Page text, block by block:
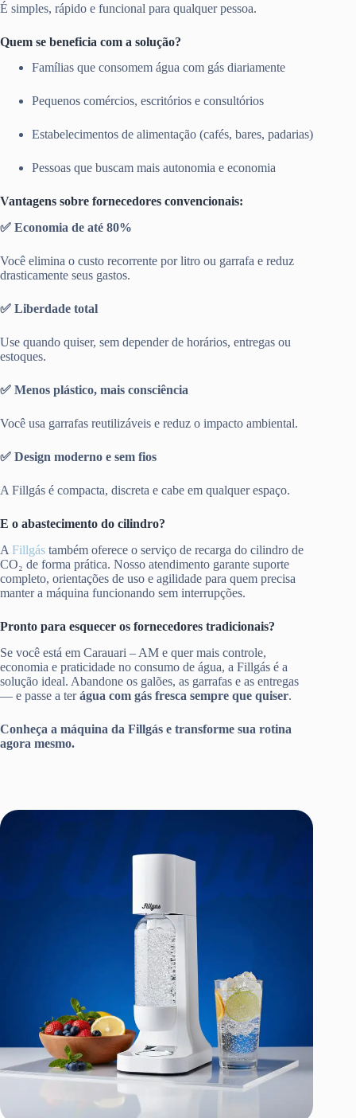
É simples, rápido e funcional para qualquer pessoa.
Quem se beneficia com a solução?
Famílias que consomem água com gás diariamente
Pequenos comércios, escritórios e consultórios
Estabelecimentos de alimentação (cafés, bares, padarias)
Pessoas que buscam mais autonomia e economia
Vantagens sobre fornecedores convencionais:
✅ Economia de até 80%
Você elimina o custo recorrente por litro ou garrafa e reduz
drasticamente seus gastos.
✅ Liberdade total
Use quando quiser, sem depender de horários, entregas ou
estoques.
✅ Menos plástico, mais consciência
Você usa garrafas reutilizáveis e reduz o impacto ambiental.
✅ Design moderno e sem fios
A Fillgás é compacta, discreta e cabe em qualquer espaço.
E o abastecimento do cilindro?
A Fillgás também oferece o serviço de recarga do cilindro de
CO₂ de forma prática. Nosso atendimento garante suporte
completo, orientações de uso e agilidade para quem precisa
manter a máquina funcionando sem interrupções.
Pronto para esquecer os fornecedores tradicionais?
Se você está em Carauari – AM e quer mais controle,
economia e praticidade no consumo de água, a Fillgás é a
solução ideal. Abandone os galões, as garrafas e as entregas
— e passe a terágua com gás fresca sempre que quiser.
Conheça a máquina da Fillgás e transforme sua rotina
agora mesmo.